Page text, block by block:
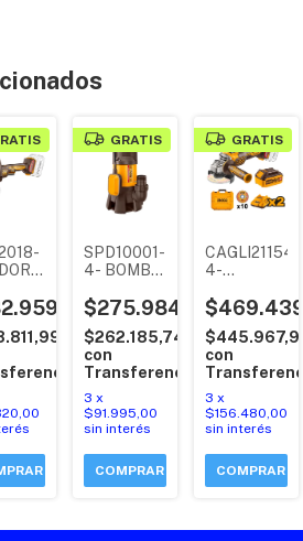
20V
GRATIS
SPD10001-
4- BOMBA
AGUA
SUCIA
1.4HP
INGCO
$275.984,99
$262.185,74
con
Transferencia
3 x
$91.995,00
sin interés
GRATIS
4-
ANGULAR
4 1/2PLG /
115MM
900W
(P20S) 20V
GATILLO
DE
SEGURIDAD
CARBONES
+ 2
CARGADOR
con
3 x
$156.480,00
sin interés